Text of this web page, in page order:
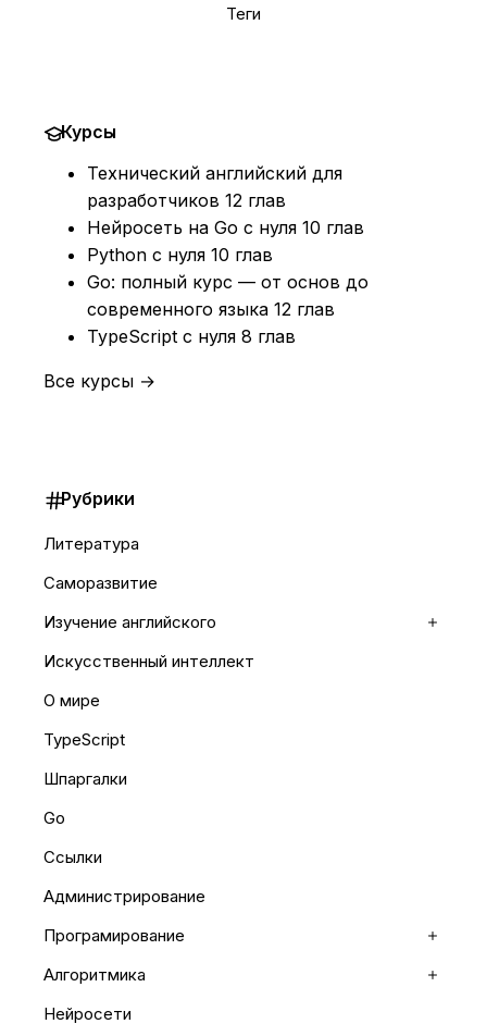
Теги
Курсы
Технический английский для
разработчиков 12 глав
Нейросеть на Go с нуля 10 глав
Python с нуля 10 глав
Go: полный курс — от основ до
современного языка 12 глав
TypeScript с нуля 8 глав
Все курсы →
Рубрики
Литература
Саморазвитие
Изучение английского
Искусственный интеллект
О мире
TypeScript
Шпаргалки
Go
Ссылки
Администрирование
Програмирование
Алгоритмика
Нейросети